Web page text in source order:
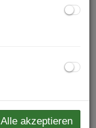
verteilen und
bieten:
38
Apartments)
35
Alle akzeptieren